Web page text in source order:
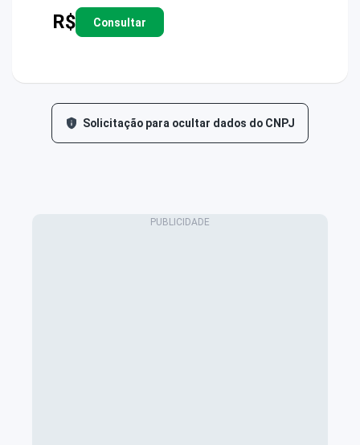
R$ Consultar
Solicitação para ocultar dados do CNPJ